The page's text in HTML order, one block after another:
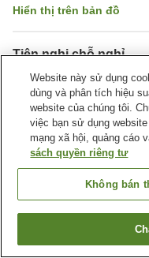
Hiển thị trên bản đồ
Tiện nghi chỗ nghỉ
Bãi đỗ xe
Giặt ủi
Trang chủ Hoa Kỳ
DoubleTree by Hilton Fort Lee
Website này sử dụng
dùng và phân tích hiệu
website của chúng tôi.
việc bạn sử dụng
mạng xã hội, quảng cáo
sách quyền riêng tư
Không bán